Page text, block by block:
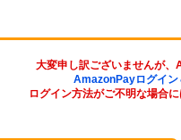
大変申し訳ございませんが、
AmazonPayログイン
ログイン方法がご不明な場合に